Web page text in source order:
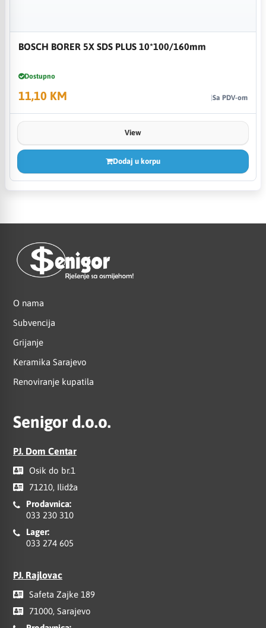
BOSCH BORER 5X SDS PLUS 10*100/160mm
Dostupno
11,10 KM Sa PDV-om
View
Dodaj u korpu
O nama
Subvencija
Grijanje
Keramika Sarajevo
Renoviranje kupatila
Senigor d.o.o.
PJ. Dom Centar
Osik do br.1
71210, Ilidža
Prodavnica:
033 230 310
Lager:
033 274 605
PJ. Rajlovac
Safeta Zajke 189
71000, Sarajevo